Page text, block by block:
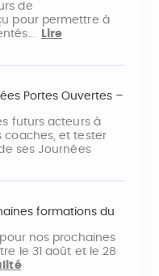
de
pour permettre à
Lire
Portes Ouvertes –
futurs acteurs à
coaches, et tester
ses Journées
formations du
nos prochaines
le 31 août et le 28